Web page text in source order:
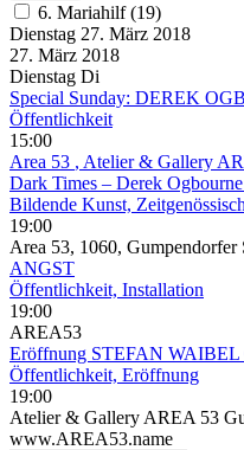
6. Mariahilf (19)
Dienstag 27. März 2018
27. März 2018
Dienstag Di
Special Sunday: DEREK
Öffentlichkeit
15:00
Area 53 , Atelier & Gallery
Dark Times – Derek
Bildende Kunst,
19:00
Area 53, 1060, Gumpendorfer
ANGST
Öffentlichkeit, Installation
19:00
AREA53
Eröffnung STEFAN WAIBEL
Öffentlichkeit, Eröffnung
19:00
Atelier & Gallery AREA 53
www.AREA53.name